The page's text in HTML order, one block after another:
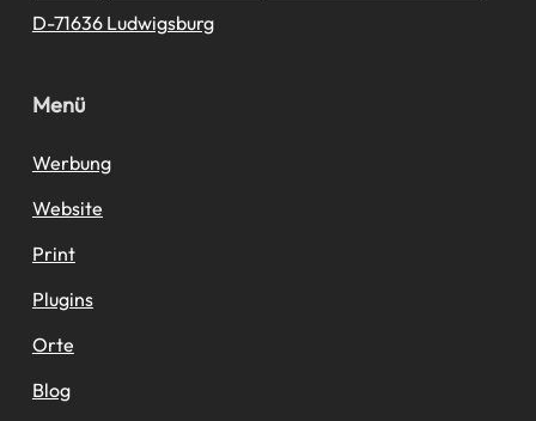
D-71636 Ludwigsburg
Menü
Werbung
Website
Print
Plugins
Orte
Blog